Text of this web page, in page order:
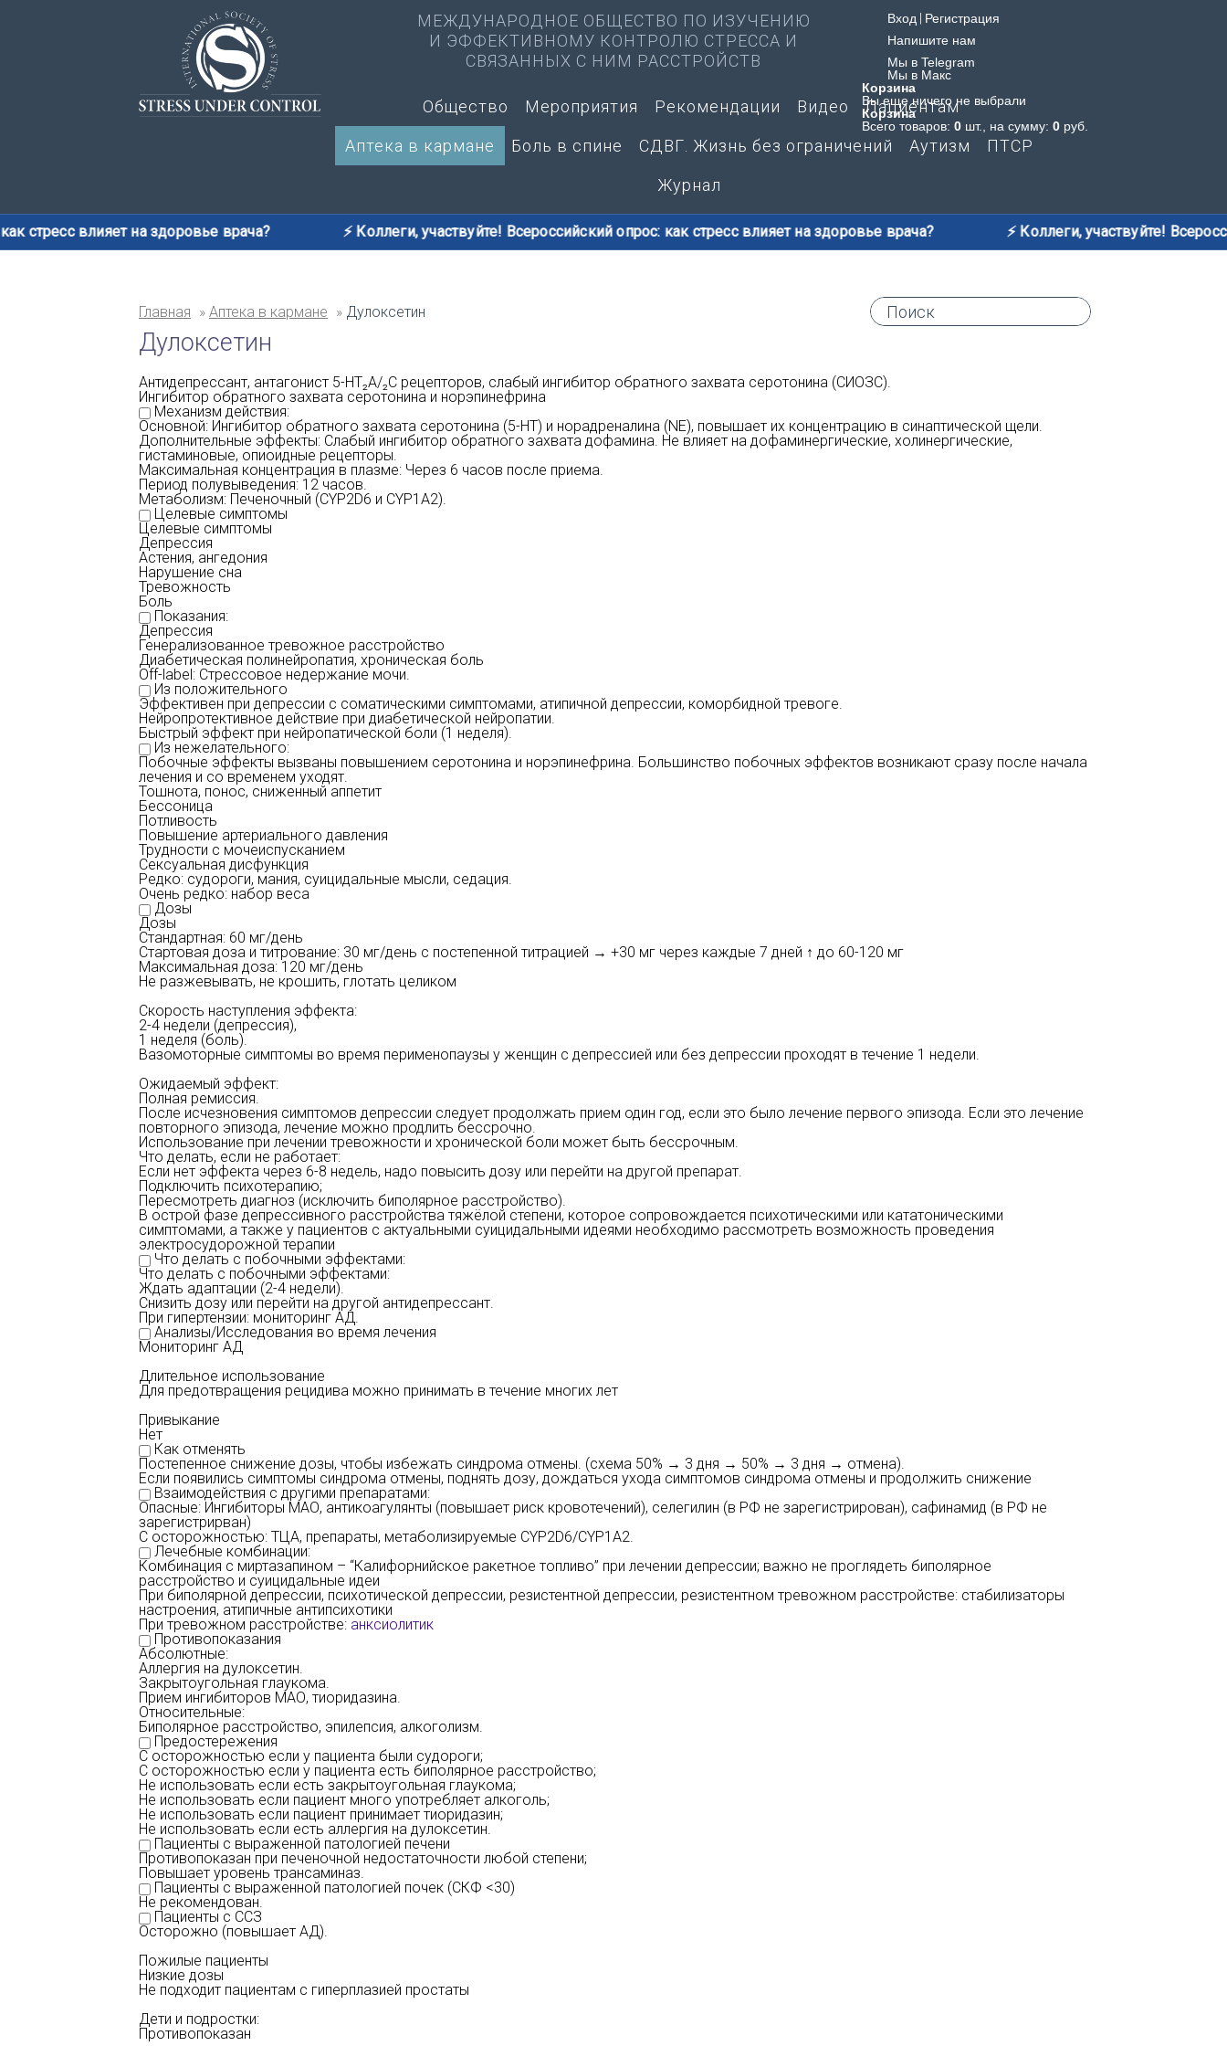
МЕЖДУНАРОДНОЕ ОБЩЕСТВО ПО ИЗУЧЕНИЮ
И ЭФФЕКТИВНОМУ КОНТРОЛЮ СТРЕССА И
СВЯЗАННЫХ С НИМ РАССТРОЙСТВ
Общество Мероприятия Рекомендации Видео Пациентам
Аптека в кармане Боль в спине СДВГ. Жизнь без ограничений Аутизм ПТСР
Журнал
Вход
Регистрация
Напишите нам
Мы в Telegram
Мы в Макс
Корзина
Вы еще ничего не выбрали
Корзина
Всего товаров: 0 шт., на сумму: 0 руб.
влияет на здоровье врача? ⚡️ Коллеги, участвуйте! Всероссийский опрос: как стресс влияет на здоровье врача? ⚡️ Коллеги, участвуйте!
Главная Аптека в кармане Дулоксетин
Дулоксетин
Антидепрессант, антагонист 5-HT₂A/₂C рецепторов, слабый ингибитор обратного захвата серотонина (СИОЗС).
Ингибитор обратного захвата серотонина и норэпинефрина
Механизм действия:
Основной: Ингибитор обратного захвата серотонина (5-HT) и норадреналина (NE), повышает их концентрацию в синаптической щели.
Дополнительные эффекты: Слабый ингибитор обратного захвата дофамина. Не влияет на дофаминергические, холинергические,
гистаминовые, опиоидные рецепторы.
Максимальная концентрация в плазме: Через 6 часов после приема.
Период полувыведения: 12 часов.
Метаболизм: Печеночный (CYP2D6 и CYP1A2).
Целевые симптомы
Целевые симптомы
Депрессия
Астения, ангедония
Нарушение сна
Тревожность
Боль
Показания:
Депрессия
Генерализованное тревожное расстройство
Диабетическая полинейропатия, хроническая боль
Off-label: Стрессовое недержание мочи.
Из положительного
Эффективен при депрессии с соматическими симптомами, атипичной депрессии, коморбидной тревоге.
Нейропротективное действие при диабетической нейропатии.
Быстрый эффект при нейропатической боли (1 неделя).
Из нежелательного:
Побочные эффекты вызваны повышением серотонина и норэпинефрина. Большинство побочных эффектов возникают сразу после начала
лечения и со временем уходят.
Тошнота, понос, сниженный аппетит
Бессоница
Потливость
Повышение артериального давления
Трудности с мочеиспусканием
Сексуальная дисфункция
Редко: судороги, мания, суицидальные мысли, седация.
Очень редко: набор веса
Дозы
Дозы
Стандартная: 60 мг/день
Стартовая доза и титрование: 30 мг/день с постепенной титрацией → +30 мг через каждые 7 дней ↑ до 60-120 мг
Максимальная доза: 120 мг/день
Не разжевывать, не крошить, глотать целиком
Скорость наступления эффекта:
2-4 недели (депрессия),
1 неделя (боль).
Вазомоторные симптомы во время перименопаузы у женщин с депрессией или без депрессии проходят в течение 1 недели.
Ожидаемый эффект:
Полная ремиссия.
После исчезновения симптомов депрессии следует продолжать прием один год, если это было лечение первого эпизода. Если это лечение
повторного эпизода, лечение можно продлить бессрочно.
Использование при лечении тревожности и хронической боли может быть бессрочным.
Что делать, если не работает:
Если нет эффекта через 6-8 недель, надо повысить дозу или перейти на другой препарат.
Подключить психотерапию;
Пересмотреть диагноз (исключить биполярное расстройство).
В острой фазе депрессивного расстройства тяжёлой степени, которое сопровождается психотическими или кататоническими
симптомами, а также у пациентов с актуальными суицидальными идеями необходимо рассмотреть возможность проведения
электросудорожной терапии
Что делать с побочными эффектами:
Что делать с побочными эффектами:
Ждать адаптации (2-4 недели).
Снизить дозу или перейти на другой антидепрессант.
При гипертензии: мониторинг АД.
Анализы/Исследования во время лечения
Мониторинг АД
Длительное использование
Для предотвращения рецидива можно принимать в течение многих лет
Привыкание
Нет
Как отменять
Постепенное снижение дозы, чтобы избежать синдрома отмены. (схема 50% → 3 дня → 50% → 3 дня → отмена).
Если появились симптомы синдрома отмены, поднять дозу, дождаться ухода симптомов синдрома отмены и продолжить снижение
Взаимодействия с другими препаратами:
Опасные: Ингибиторы МАО, антикоагулянты (повышает риск кровотечений), селегилин (в РФ не зарегистрирован), сафинамид (в РФ не
зарегистрирван)
С осторожностью: ТЦА, препараты, метаболизируемые CYP2D6/CYP1A2.
Лечебные комбинации:
Комбинация с миртазапином – “Калифорнийское ракетное топливо” при лечении депрессии; важно не проглядеть биполярное
расстройство и суицидальные идеи
При биполярной депрессии, психотической депрессии, резистентной депрессии, резистентном тревожном расстройстве: стабилизаторы
настроения, атипичные антипсихотики
При тревожном расстройстве: анксиолитик
Противопоказания
Абсолютные:
Аллергия на дулоксетин.
Закрытоугольная глаукома.
Прием ингибиторов МАО, тиоридазина.
Относительные:
Биполярное расстройство, эпилепсия, алкоголизм.
Предостережения
С осторожностью если у пациента были судороги;
С осторожностью если у пациента есть биполярное расстройство;
Не использовать если есть закрытоугольная глаукома;
Не использовать если пациент много употребляет алкоголь;
Не использовать если пациент принимает тиоридазин;
Не использовать если есть аллергия на дулоксетин.
Пациенты с выраженной патологией печени
Противопоказан при печеночной недостаточности любой степени;
Повышает уровень трансаминаз.
Пациенты с выраженной патологией почек (СКФ <30)
Не рекомендован.
Пациенты с ССЗ
Осторожно (повышает АД).
Пожилые пациенты
Низкие дозы
Не подходит пациентам с гиперплазией простаты
Дети и подростки:
Противопоказан